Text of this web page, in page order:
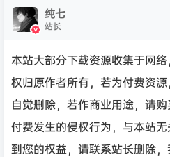
纯七
站长
本站大部分下载资源收集于网
权归原作者所有，若为付费资
自觉删除，若作商业用途，请
付费发生的侵权行为，与本站
到您的权益，请联系站长删除，